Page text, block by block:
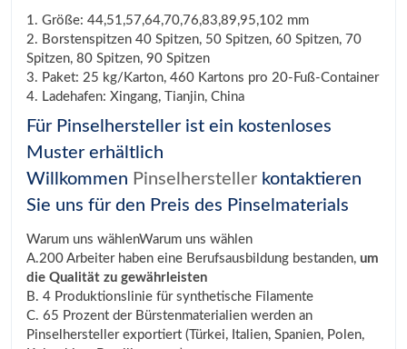
1. Größe: 44,51,57,64,70,76,83,89,95,102 mm
2. Borstenspitzen 40 Spitzen, 50 Spitzen, 60 Spitzen, 70
Spitzen, 80 Spitzen, 90 Spitzen
3. Paket: 25 kg/Karton, 460 Kartons pro 20-Fuß-Container
4. Ladehafen: Xingang, Tianjin, China
Für Pinselhersteller ist ein kostenloses
Muster erhältlich
Willkommen Pinselhersteller kontaktieren
Sie uns für den Preis des Pinselmaterials
Warum uns wählenWarum uns wählen
A.200 Arbeiter haben eine Berufsausbildung bestanden, um
die Qualität zu gewährleisten
B. 4 Produktionslinie für synthetische Filamente
C. 65 Prozent der Bürstenmaterialien werden an
Pinselhersteller exportiert (Türkei, Italien, Spanien, Polen,